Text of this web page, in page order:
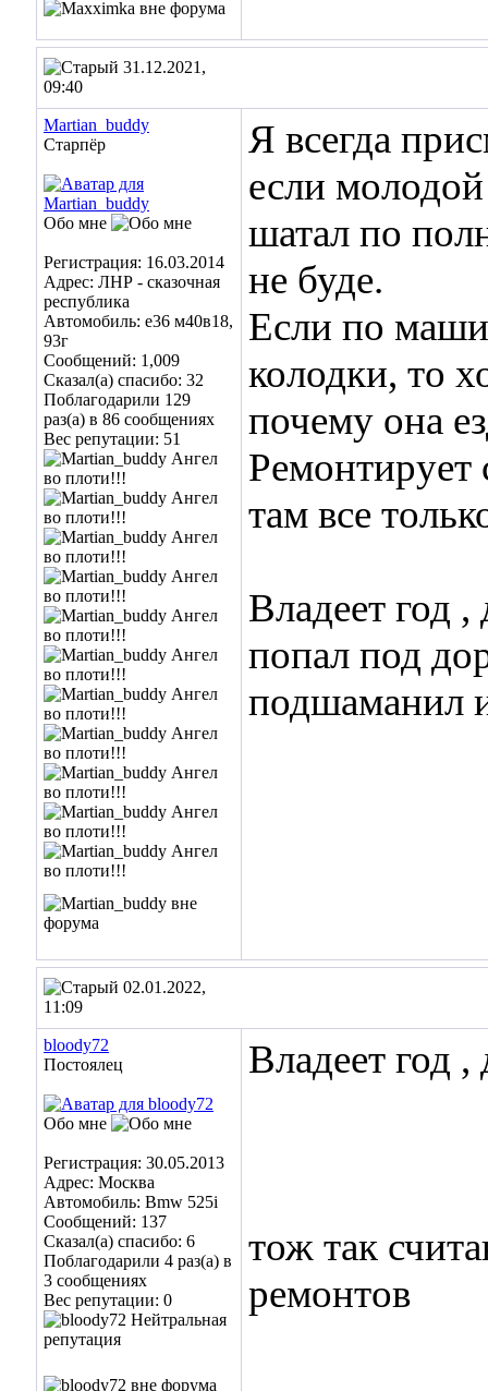
31.12.2021,
09:40
Martian_buddy
Старпёр
Обо мне
Регистрация: 16.03.2014
Адрес: ЛНР - сказочная
республика
Автомобиль: е36 м40в18,
93г
Сообщений: 1,009
Сказал(а) спасибо: 32
Поблагодарили 129
раз(а) в 86 сообщениях
Вес репутации: 51
Я всегда
если
шатал по
не буде.
Если по
колодки, то
почему она
Ремонтирует
там все
Владеет год
попал под
подшаманил
02.01.2022,
11:09
bloody72
Постоялец
Обо мне
Регистрация: 30.05.2013
Адрес: Москва
Автомобиль: Bmw 525i
Сообщений: 137
Сказал(а) спасибо: 6
Поблагодарили 4 раз(а) в
3 сообщениях
Вес репутации: 0
Владеет год
тож так
ремонтов